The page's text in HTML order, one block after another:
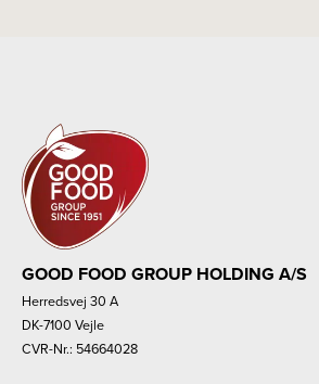
GOOD FOOD GROUP HOLDING A/S
Herredsvej 30 A
DK-7100 Vejle
CVR-Nr.: 54664028